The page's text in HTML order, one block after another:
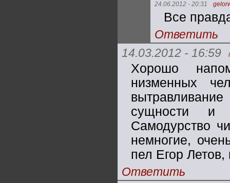
24.06.2012 - 20:31
Все
Ответить
14.03.2012 - 16:59
Хорошо
низменных
сущности и
Самодурство
немногие,
пел Егор
Ответить